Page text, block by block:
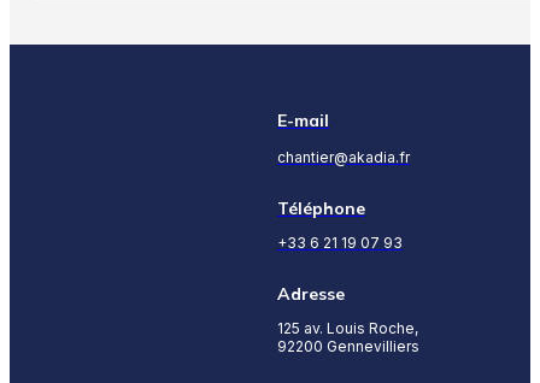
E-mail
chantier@akadia.fr
Téléphone
+33 6 21 19 07 93
Adresse
125 av. Louis Roche,
92200 Gennevilliers